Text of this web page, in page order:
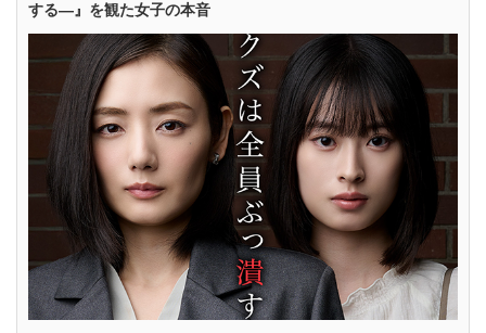
する—』を観た女子の本音